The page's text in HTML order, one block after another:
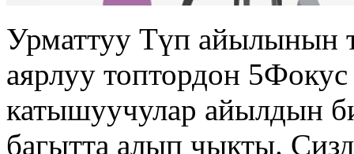
Урматтуу Түп айылынын
аярлуу топтордон
катышуучулар айылдын
багытта алып чыкты.